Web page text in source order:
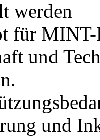
werden
für
und
und